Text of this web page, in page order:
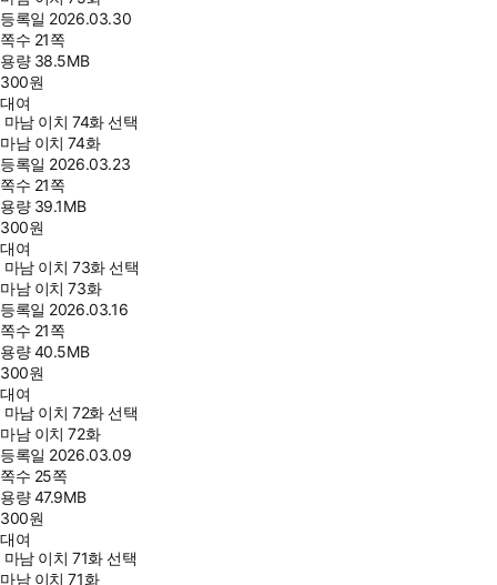
등록일 2026.03.30
쪽수 21쪽
용량 38.5MB
300원
대여
마남 이치 74화 선택
마남 이치 74화
등록일 2026.03.23
쪽수 21쪽
용량 39.1MB
300원
대여
마남 이치 73화 선택
마남 이치 73화
등록일 2026.03.16
쪽수 21쪽
용량40.5MB
300원
대여
마남 이치 72화 선택
마남 이치 72화
등록일 2026.03.09
쪽수 25쪽
용량47.9MB
300원
대여
마남 이치 71화 선택
마남 이치 71화